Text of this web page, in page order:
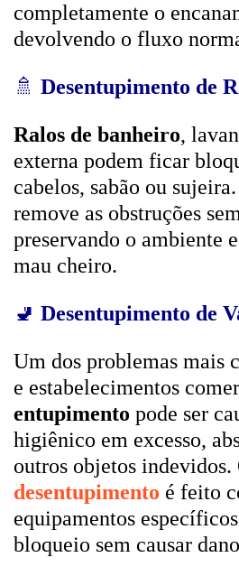
completamente o
devolvendo o fluxo
🚿 Desentupimento de
Ralos de banheiro,
externa podem ficar
cabelos, sabão ou
remove as obstruções
preservando o ambiente
mau cheiro.
🚽 Desentupimento de
Um dos problemas mais
e estabelecimentos
entupimento pode ser
higiênico em excesso,
outros objetos indevidos.
desentupimento é feito
equipamentos
bloqueio sem causar